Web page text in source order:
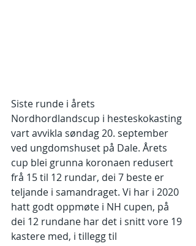
Siste runde i årets
Nordhordlandscup i hesteskokasting
vart avvikla søndag 20. september
ved ungdomshuset på Dale. Årets
cup blei grunna koronaen redusert
frå 15 til 12 rundar, dei 7 beste er
teljande i samandraget. Vi har i 2020
hatt godt oppmøte i NH cupen, på
dei 12 rundane har det i snitt vore 19
kastere med, i tillegg til